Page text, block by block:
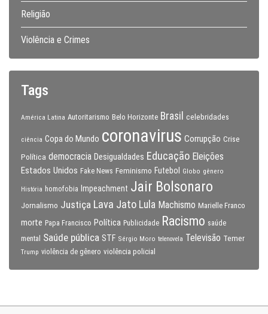
Religião
Violência e Crimes
Tags
América Latina Autoritarismo Belo Horizonte Brasil celebridades
ciência Copa do Mundo coronavirus Corrupção Crise
Política democracia Desigualdades Educação Eleições
Estados Unidos Fake News Feminismo Futebol Globo gênero
História homofobia Impeachment Jair Bolsonaro
Jornalismo Justiça Lava Jato Lula Machismo Marielle Franco
morte Papa Francisco Política Publicidade Racismo saúde
mental
Saúde pública STF Sérgio Moro telenovela Televisão Temer
Trump violência de gênero violência policial